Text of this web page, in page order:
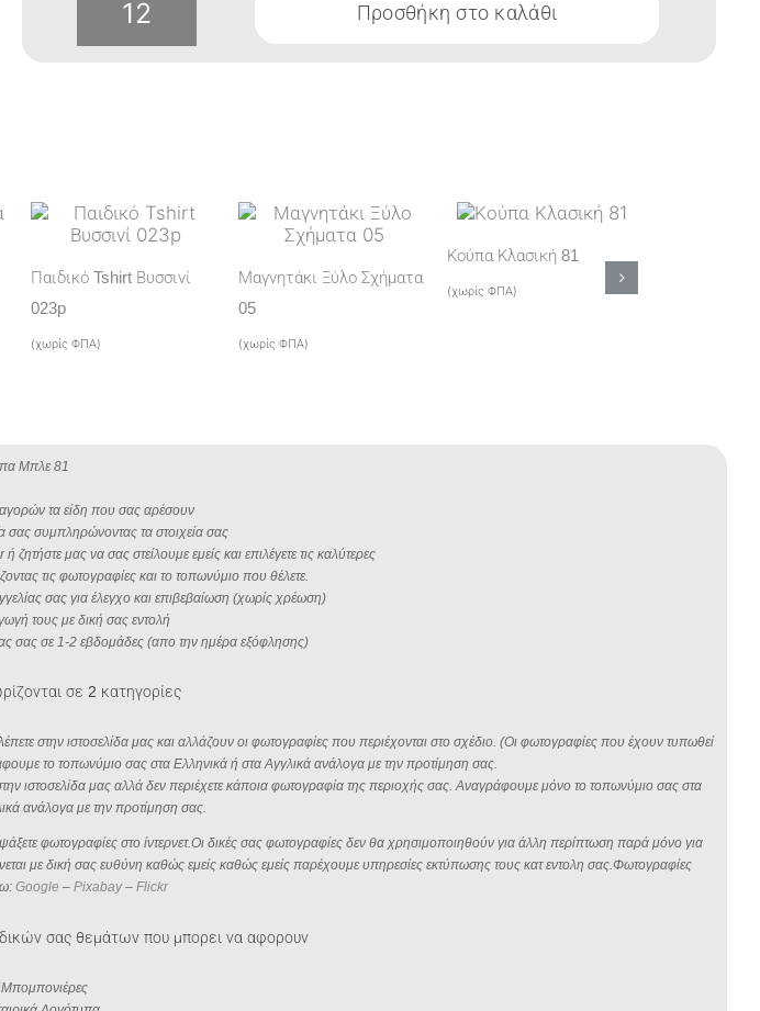
Προσθήκη στο καλάθι
Παιδικό Tshirt Βυσσινί
023p
(χωρίς ΦΠΑ)
Μαγνητάκι Ξύλο Σχήματα
05
(χωρίς ΦΠΑ)
Κούπα Κλασική 81
(χωρίς ΦΠΑ)
Μπλε 81
τα είδη που σας αρέσουν
συμπληρώνοντας τα στοιχεία σας
μας να σας στείλουμε εμείς και επιλέγετε τις καλύτερες
τις φωτογραφίες και το τοπωνύμιο που θέλετε.
σας για έλεγχο και επιβεβαίωση (χωρίς χρέωση)
τους με δική σας εντολή
σας σε 1-2 εβδομάδες (απο την ημέρα εξόφλησης)
σε 2 κατηγορίες
στην ιστοσελίδα μας και αλλάζουν οι φωτογραφίες που περιέχονται στο σχέδιο. (Οι φωτογραφίες που έχουν τυπωθεί
το τοπωνύμιο σας στα Ελληνικά ή στα Αγγλικά ανάλογα με την προτίμηση σας.
ιστοσελίδα μας αλλά δεν περιέχετε κάποια φωτογραφία της περιοχής σας. Αναγράφουμε μόνο το τοπωνύμιο σας στα
ανάλογα με την προτίμηση σας.
φωτογραφίες στο ίντερνετ.Οι δικές σας φωτογραφίες δεν θα χρησιμοποιηθούν για άλλη περίπτωση παρά μόνο για
με δική σας ευθύνη καθώς εμείς καθώς εμείς παρέχουμε υπηρεσίες εκτύπωσης τους κατ εντολη σας.Φωτογραφίες
Google – Pixabay– Flickr
σας θεμάτων που μπορει να αφορουν
Μπομπονιέρες